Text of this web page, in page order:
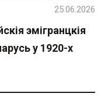
эмігранцкія
у 1920-х
25.06.2026